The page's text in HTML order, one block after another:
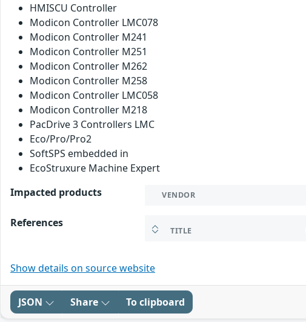
HMISCU Controller
Modicon Controller LMC078
Modicon Controller M241
Modicon Controller M251
Modicon Controller M262
Modicon Controller M258
Modicon Controller LMC058
Modicon Controller M218
PacDrive 3 Controllers LMC
Eco/Pro/Pro2
SoftSPS embedded in
EcoStruxure Machine Expert
Impacted products
VENDOR
References
TITLE
Show details on source website
JSON Share To clipboard